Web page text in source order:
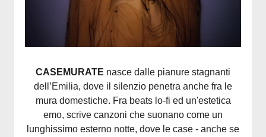
CASEMURATE nasce dalle pianure stagnanti
dell’Emilia, dove il silenzio penetra anche fra le
mura domestiche. Fra beats lo-fi ed un'estetica
emo, scrive canzoni che suonano come un
lunghissimo esterno notte, dove le case - anche se